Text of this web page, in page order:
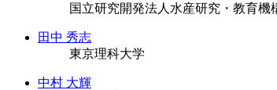
国立研究開発法人水産研究・教育機
田中 秀志
東京理科大学
中村 大輝